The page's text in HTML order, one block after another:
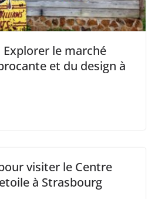
le marché
et du design à
visiter le Centre
à Strasbourg